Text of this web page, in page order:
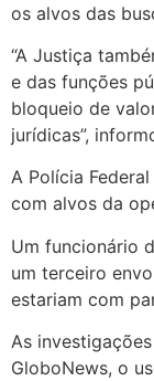
os alvos das
“A Justiça
e das funções
bloqueio de
jurídicas”,
A Polícia
com alvos da
Um funcionário
um terceiro
estariam com
As
GloboNews, o